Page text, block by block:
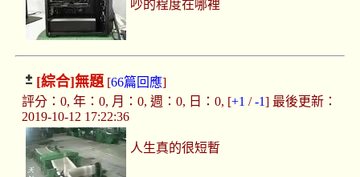
吵的程度在哪裡
[綜合]無題[66篇回應]
評分：0, 年：0, 月：0, 週：0, 日：0, [+1 /-1] 最後更新：
2019-10-12 17:22:36
人生真的很短暫